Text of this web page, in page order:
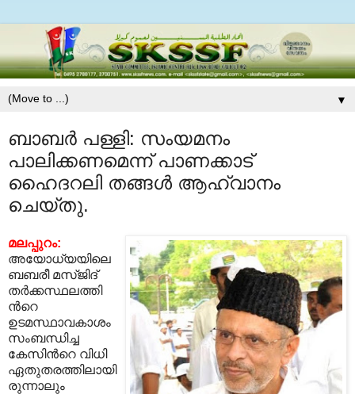
▼
ബാബര്‍ പള്ളി: സംയമനം
പാലിക്കണമെന്ന്‌ പാണക്കാട്‌
ഹൈദറലി തങ്ങള്‍ ആഹ്വാനം
ചെയ്തു.
മലപ്പുറം:
അയോധ്യയിലെ
ബബരീ മസ്ജിദ്‌
തര്‍ക്കസ്ഥലത്തി
ന്‍റെ
ഉടമസ്ഥാവകാശം
സംബന്ധിച്ച
കേസിന്‍റെ വിധി
ഏതുതരത്തിലായി
രുന്നാലും